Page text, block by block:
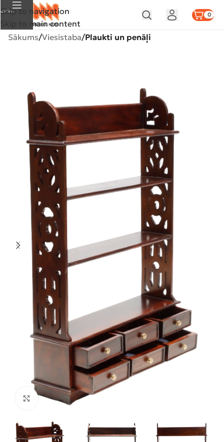
Skip to navigation
Skip to main content
Izvēlne 0
Sākums Viesistaba Plaukti un penāļi
Klikšķiniet lai palielinātu